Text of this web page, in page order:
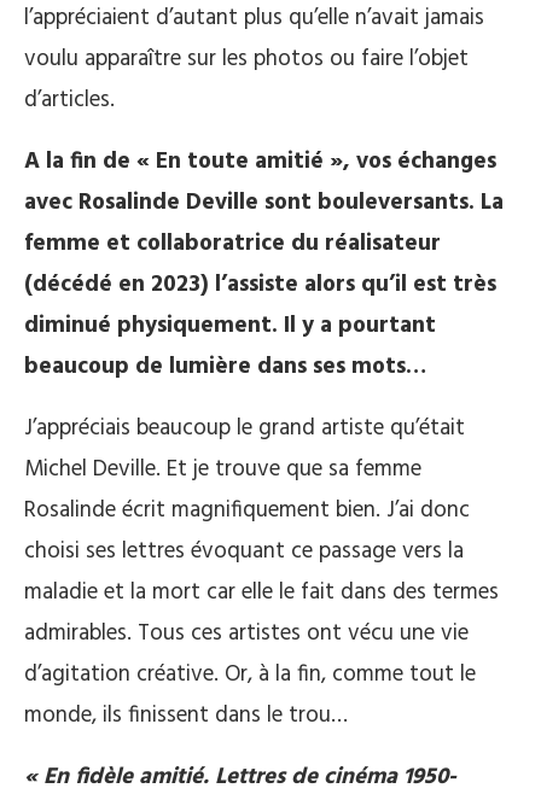
l’appréciaient d’autant plus qu’elle n’avait jamais
voulu apparaître sur les photos ou faire l’objet
d’articles.
A la fin de « En toute amitié », vos échanges
avec Rosalinde Deville sont bouleversants. La
femme et collaboratrice du réalisateur
(décédé en 2023) l’assiste alors qu’il est très
diminué physiquement. Il y a pourtant
beaucoup de lumière dans ses mots…
J’appréciais beaucoup le grand artiste qu’était
Michel Deville. Et je trouve que sa femme
Rosalinde écrit magnifiquement bien. J’ai donc
choisi ses lettres évoquant ce passage vers la
maladie et la mort car elle le fait dans des termes
admirables. Tous ces artistes ont vécu une vie
d’agitation créative. Or, à la fin, comme tout le
monde, ils finissent dans le trou…
« En fidèle amitié. Lettres de cinéma 1950-